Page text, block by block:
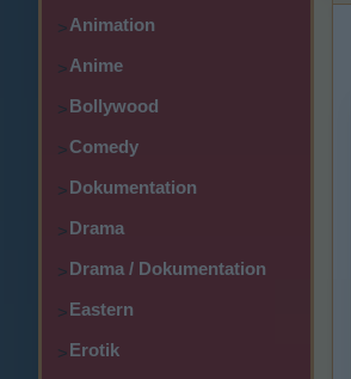
>Animation
>Anime
>Bollywood
>Comedy
>Dokumentation
>Drama
>Drama / Dokumentation
>Eastern
>Erotik